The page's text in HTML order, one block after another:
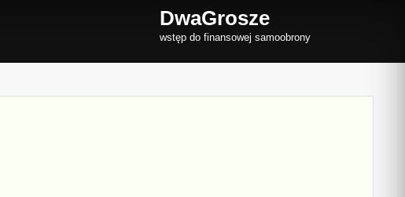
DwaGrosze
wstęp do finansowej samoobrony